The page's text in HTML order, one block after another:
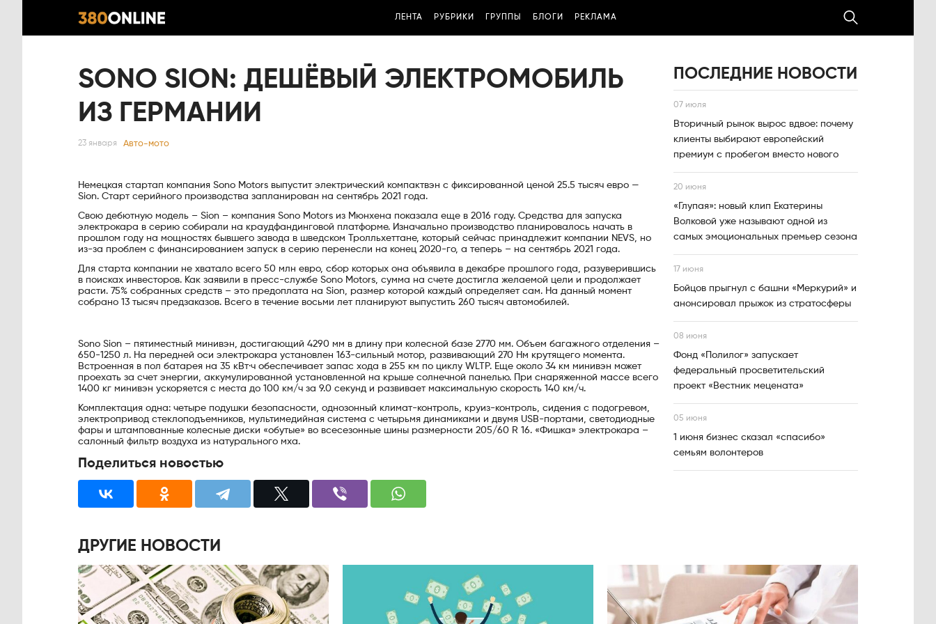
ЛЕНТА РУБРИКИ ГРУППЫ БЛОГИ РЕКЛАМА
SONO SION: ДЕШЁВЫЙ ЭЛЕКТРОМОБИЛЬ
ИЗ ГЕРМАНИИ
23 января Авто-мото
Немецкая стартап компания Sono Motors выпустит электрический компактвэн с фиксированной ценой 25.5 тысяч евро —
Sion. Старт серийного производства запланирован на сентябрь 2021 года.
Свою дебютную модель – Sion – компания Sono Motors из Мюнхена показала еще в 2016 году. Средства для запуска
электрокара в серию собирали на краудфандинговой платформе. Изначально производство планировалось начать в
прошлом году на мощностях бывшего завода в шведском Тролльхеттане, который сейчас принадлежит компании NEVS, но
из-за проблем с финансированием запуск в серию перенесли на конец 2020-го, а теперь – на сентябрь 2021 года.
Для старта компании не хватало всего 50 млн евро, сбор которых она объявила в декабре прошлого года, разуверившись
в поисках инвесторов. Как заявили в пресс-службе Sono Motors, сумма на счете достигла желаемой цели и продолжает
расти. 75% собранных средств – это предоплата на Sion, размер которой каждый определяет сам. На данный момент
собрано 13 тысяч предзаказов. Всего в течение восьми лет планируют выпустить 260 тысяч автомобилей.
Sono Sion – пятиместный минивэн, достигающий 4290 мм в длину при колесной базе 2770 мм. Объем багажного отделения –
650-1250 л. На передней оси электрокара установлен 163-сильный мотор, развивающий 270 Нм крутящего момента.
Встроенная в пол батарея на 35 кВт·ч обеспечивает запас хода в 255 км по циклу WLTP. Еще около 34 км минивэн может
проехать за счет энергии, аккумулированной установленной на крыше солнечной панелью. При снаряженной массе всего
1400 кг минивэн ускоряется с места до 100 км/ч за 9.0 секунд и развивает максимальную скорость 140 км/ч.
Комплектация одна: четыре подушки безопасности, однозонный климат-контроль, круиз-контроль, сидения с подогревом,
электропривод стеклоподъемников, мультимедийная система с четырьмя динамиками и двумя USB-портами, светодиодные
фары и штампованные колесные диски «обутые» во всесезонные шины размерности 205/60 R 16. «Фишка» электрокара –
салонный фильтр воздуха из натурального мха.
Поделиться новостью
ПОСЛЕДНИЕ НОВОСТИ
07 июля
Вторичный рынок вырос вдвое: почему
клиенты выбирают европейский
премиум с пробегом вместо нового
20 июня
«Глупая»: новый клип Екатерины
Волковой уже называют одной из
самых эмоциональных премьер сезона
17 июня
Бойцов прыгнул с башни «Меркурий» и
анонсировал прыжок из стратосферы
08 июня
Фонд «Полилог» запускает
федеральный просветительский
проект «Вестник мецената»
05 июня
1 июня бизнес сказал «спасибо»
семьям волонтеров
ДРУГИЕ НОВОСТИ